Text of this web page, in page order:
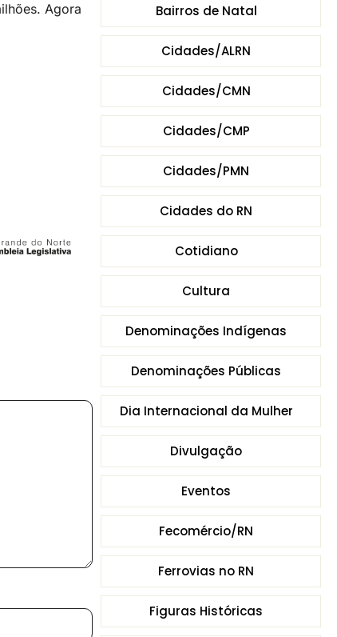
Bairros de Natal
Cidades/ALRN
Cidades/CMN
Cidades/CMP
Cidades/PMN
Cidades do RN
Cotidiano
Cultura
Denominações Indígenas
Denominações Públicas
Dia Internacional da Mulher
Divulgação
Eventos
Fecomércio/RN
Ferrovias no RN
Figuras Históricas
Agora